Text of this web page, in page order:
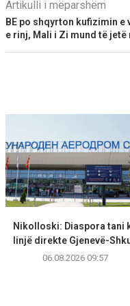
Artikulli i mëparshëm
​BE po shqyrton kufizimin e
e rinj, Mali i Zi mund të jetë
Nikolloski: Diaspora tani
linjë direkte Gjenevë-
06.08.2026 09:57